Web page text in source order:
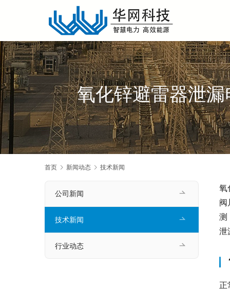
氧化锌避雷器泄
首页 新闻动态 技术新闻
氧
阀
测
泄
正
公司新闻
技术新闻
行业动态